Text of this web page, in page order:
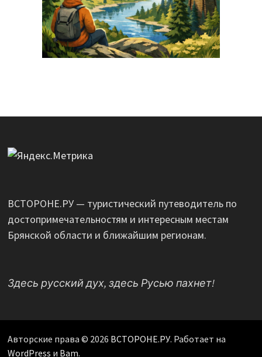
ВСТОРОНЕ.РУ — туристический путеводитель по
достопримечательностям и интересным местам
Брянской области и ближайшим регионам.
Здесь русский дух, здесь Русью пахнет!
Авторские права © 2026 ВСТОРОНЕ.РУ. Работает на
WordPress и Bam.